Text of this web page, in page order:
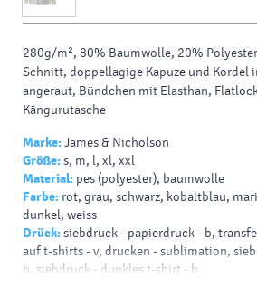
280g/m², 80% Baumwolle, 20%
Schnitt, doppellagige Kapuze und Kordel
angeraut, Bündchen mit Elasthan,
Kängurutasche
Marke:James & Nicholson
Größe:s, m, l, xl, xxl
Material: pes (polyester), baumwolle
Farbe: rot, grau, schwarz, kobaltblau,
dunkel, weiss
Drück:siebdruck - papierdruck - b,
auf t-shirts - v, drucken - sublimation,
b, siebdruck - dunkles t-shirt - b